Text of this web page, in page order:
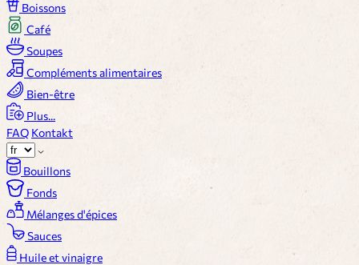
Boissons
Café
Soupes
Compléments alimentaires
Bien-être
Plus...
FAQ Kontakt
Bouillons
Fonds
Mélanges d'épices
Sauces
Huile et vinaigre